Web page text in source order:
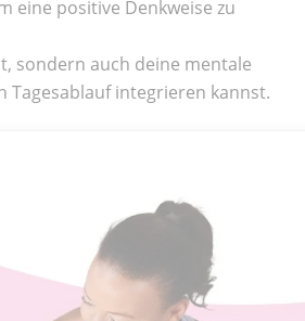
eine positive Denkweise zu
sondern auch deine mentale
Tagesablauf integrieren kannst.